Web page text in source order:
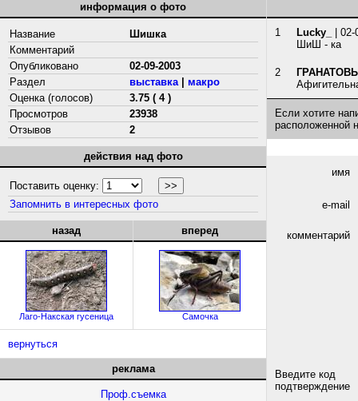
информация о фото
Название
Шишка
Комментарий
Опубликовано
02-09-2003
Раздел
выставка| макро
Оценка (голосов)
3.75 ( 4 )
Просмотров
23938
Отзывов
2
действия над фото
Поставить оценку:
Запомнить в интересных фото
назад
Лаго-Накская гусеница
вперед
Самочка
вернуться
реклама
Проф.съемка
1 Lucky_
|
ШиШ - ка
2
Если хотите
расположенной
имя
e-mail
комментарий
Введите код
подтверждение